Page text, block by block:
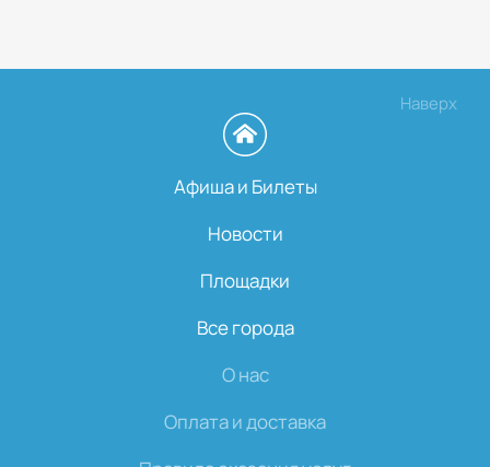
Наверх
Афиша и Билеты
Новости
Площадки
Все города
О нас
Оплата и доставка